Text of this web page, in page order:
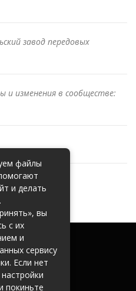
завод передовых
и изменения в сообществе:
файлы
и делать
вы
с их
и
сервису
Если нет
покиньте